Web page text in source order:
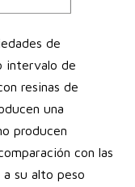
de
intervalo de
resinas de
una
producen
con las
su alto peso